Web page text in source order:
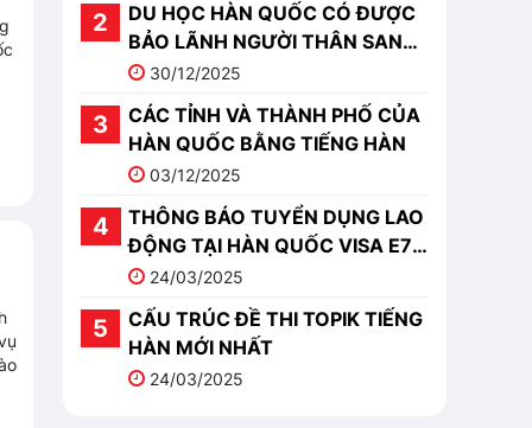
DU HỌC HÀN QUỐC CÓ ĐƯỢC
BẢO LÃNH NGƯỜI THÂN SANG
HÀN KHÔNG?
30/12/2025
CÁC TỈNH VÀ THÀNH PHỐ CỦA
HÀN QUỐC BẰNG TIẾNG HÀN
03/12/2025
THÔNG BÁO TUYỂN DỤNG LAO
ĐỘNG TẠI HÀN QUỐC VISA E7-
1
24/03/2025
CẤU TRÚC ĐỀ THI TOPIK TIẾNG
HÀN MỚI NHẤT
24/03/2025